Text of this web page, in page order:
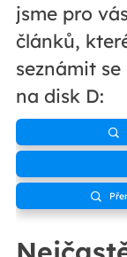
jsme pro
článků,
seznámit
na disk D:

